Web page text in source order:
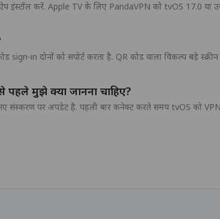
करें. Apple TV के लिए PandaVPN को tvOS 17.0 या
in दोनों को सपोर्ट करता है. QR कोड वाला विकल्प बड़े
मुझे क्या जानना चाहिए?
संस्करण पर अपडेट है. पहली बार कनेक्ट करते समय tvOS को